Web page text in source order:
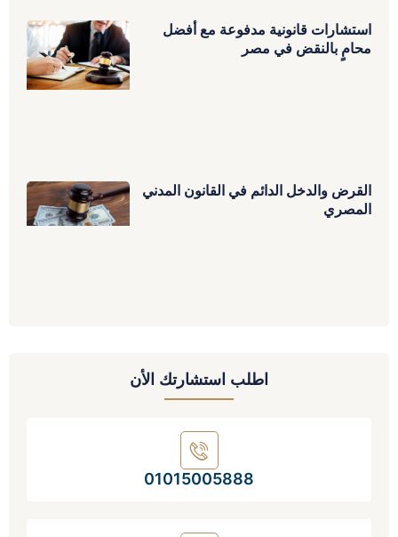
استشارات قانونية مدفوعة مع أفضل
محامٍ بالنقض في مصر
القرض والدخل الدائم في القانون المدني
المصري
اطلب استشارتك الأن
01015005888